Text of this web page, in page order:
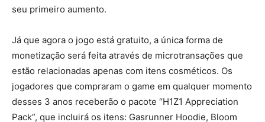
seu primeiro aumento.
Já que agora o jogo está gratuito, a única forma de
monetização será feita através de microtransações que
estão relacionadas apenas com itens cosméticos. Os
jogadores que compraram o game em qualquer momento
desses 3 anos receberão o pacote “H1Z1 Appreciation
Pack”, que incluirá os itens: Gasrunner Hoodie, Bloom